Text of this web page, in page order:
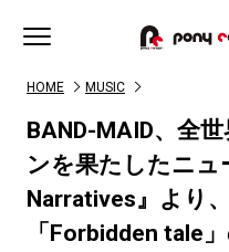
HOME MUSIC
BAND-MAID、全
ンを果たしたニュ
Narratives』より
「Forbidden tale